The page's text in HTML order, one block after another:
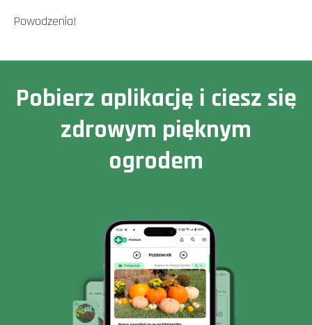
Powodzenia!
Pobierz aplikację i ciesz się
zdrowym pięknym
ogrodem